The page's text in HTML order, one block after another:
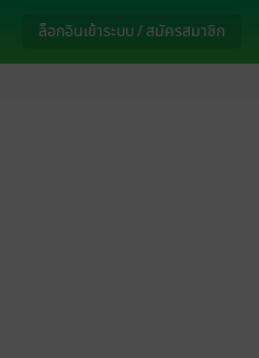
ล็อกอินเข้าระบบ / สมัครสมาชิก